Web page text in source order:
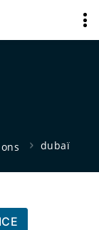
dubaï